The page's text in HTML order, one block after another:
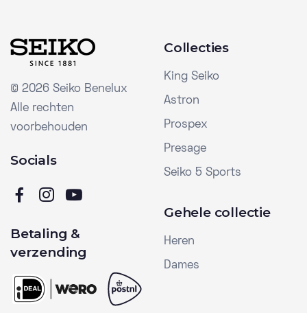
© 2026 Seiko Benelux
Alle rechten
voorbehouden
Socials
Betaling &
verzending
Collecties
King Seiko
Astron
Prospex
Presage
Seiko 5 Sports
Gehele collectie
Heren
Dames